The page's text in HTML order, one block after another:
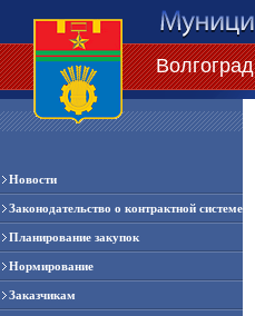
Волгоград
Новости
Законодательство о контрактной системе
Планирование закупок
Нормирование
Заказчикам